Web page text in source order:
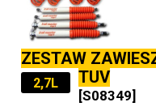
ZESTAW
TUV
2,7L
[S08349]